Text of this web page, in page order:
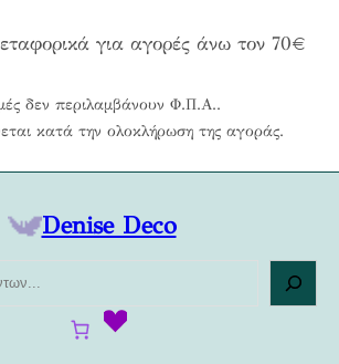
για αγορές άνω τον 70€
δεν περιλαμβάνουν Φ.Π.Α..
κατά την ολοκλήρωση της αγοράς.
Denise Deco